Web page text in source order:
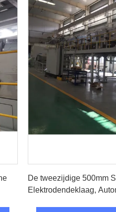
De tweezijdige 500mm
Elektrodendeklaag,